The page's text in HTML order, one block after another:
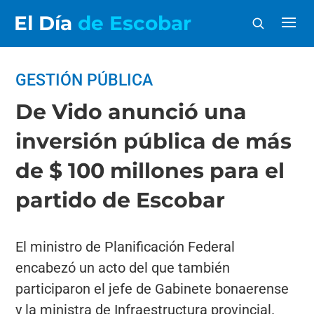
El Día de Escobar
GESTIÓN PÚBLICA
De Vido anunció una
inversión pública de más
de $ 100 millones para el
partido de Escobar
El ministro de Planificación Federal
encabezó un acto del que también
participaron el jefe de Gabinete bonaerense
y la ministra de Infraestructura provincial.